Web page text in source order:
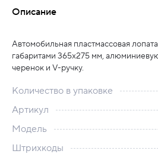
Описание
Автомобильная пластмассовая
габаритами 365х275 мм,
черенок и V-ручку.
Количество в упаковке
Артикул
Модель
Штрихкоды